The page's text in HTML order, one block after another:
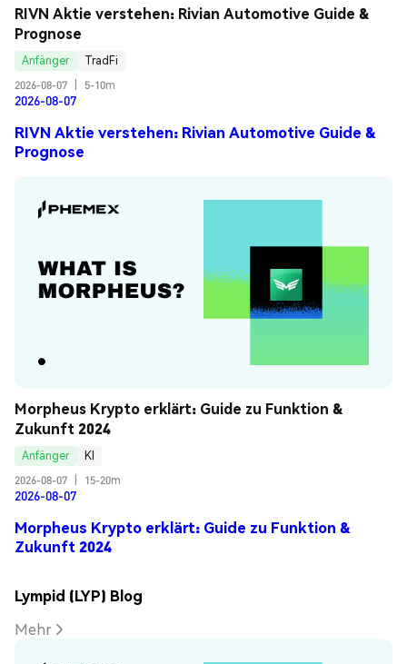
RIVN Aktie verstehen: Rivian Automotive Guide &
Prognose
Anfänger
TradFi
2026-08-07
5-10m
2026-08-07
RIVN Aktie verstehen: Rivian Automotive Guide &
Prognose
Morpheus Krypto erklärt: Guide zu Funktion &
Zukunft 2024
Anfänger
KI
2026-08-07
15-20m
2026-08-07
Morpheus Krypto erklärt: Guide zu Funktion &
Zukunft 2024
Lympid (LYP) Blog
Mehr